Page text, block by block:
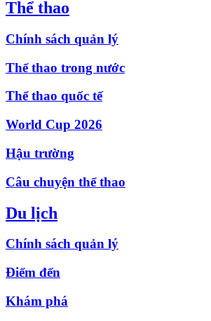
Thể thao
Chính sách quản lý
Thể thao trong nước
Thể thao quốc tế
World Cup 2026
Hậu trường
Câu chuyện thể thao
Du lịch
Chính sách quản lý
Điểm đến
Khám phá